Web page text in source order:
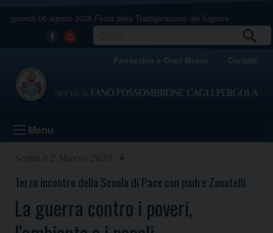
giovedì 06 agosto 2026 Festa della Trasfigurazione del Signore
Facebook
Youtube
Parrocchie e Orari Messe Contatti
Menu
Terzo incontro della Scuola di Pace con padre Zanotelli
La guerra contro i poveri,